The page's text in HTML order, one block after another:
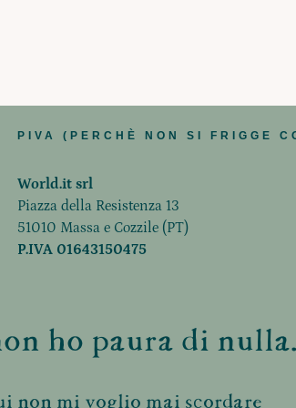
PIVA (PERCHÈ NON SI FRIGGE
World.it srl
Piazza della Resistenza 13
51010 Massa e Cozzile (PT)
P.IVA 01643150475
ho paura di
non mi voglio mai scordare